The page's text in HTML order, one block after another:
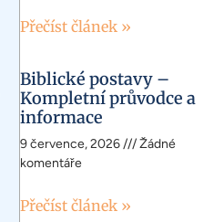
Přečíst článek »
Biblické postavy –
Kompletní průvodce a
informace
9 července, 2026
Žádné
komentáře
Přečíst článek »